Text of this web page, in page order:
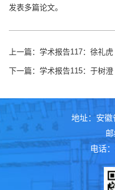
发表多篇论文。
上一篇： 学术报告117：徐礼虎 — Error
下一篇： 学术报告115：于树澄 —
地址：安徽
电话